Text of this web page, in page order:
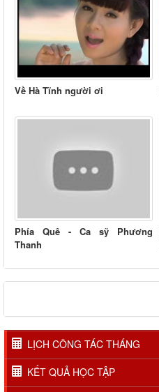
Về Hà Tĩnh người ơi
Phía Quê - Ca sỹ Phương
Thanh
LỊCH CÔNG TÁC THÁNG
KẾT QUẢ HỌC TẬP